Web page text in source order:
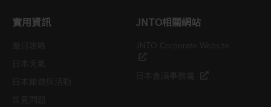
實用資訊 JNTO相關網站